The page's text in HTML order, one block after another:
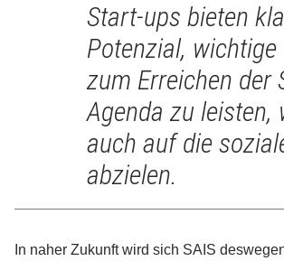
Start-ups bieten
Potenzial, wichtige
zum Erreichen der
Agenda zu leisten,
auch auf die
abzielen.
In naher Zukunft wird sich SAIS